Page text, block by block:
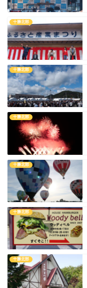
十勝北部
十勝北部
十勝北部
十勝北部
十勝北部
十勝北部